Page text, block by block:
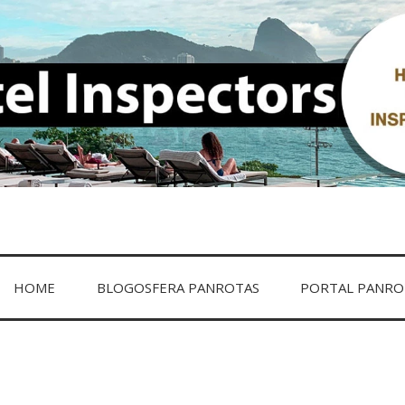
HOME BLOGOSFERA PANROTAS PORTAL